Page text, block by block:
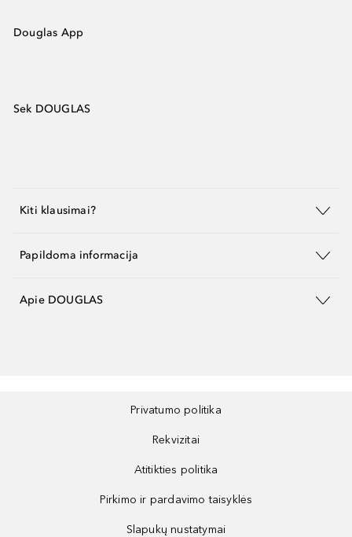
Douglas App
Sek DOUGLAS
Kiti klausimai?
Papildoma informacija
Apie DOUGLAS
Privatumo politika
Rekvizitai
Atitikties politika
Pirkimo ir pardavimo taisyklės
Slapukų nustatymai